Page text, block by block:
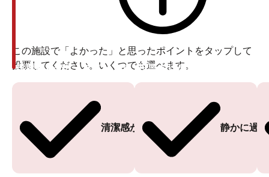
この施設で「よかった」と思ったポイントをタップして
投票してください。いくつでも選べます。
清潔感がある
投票ありがとうございます
静かに過
投票ありがとうございます